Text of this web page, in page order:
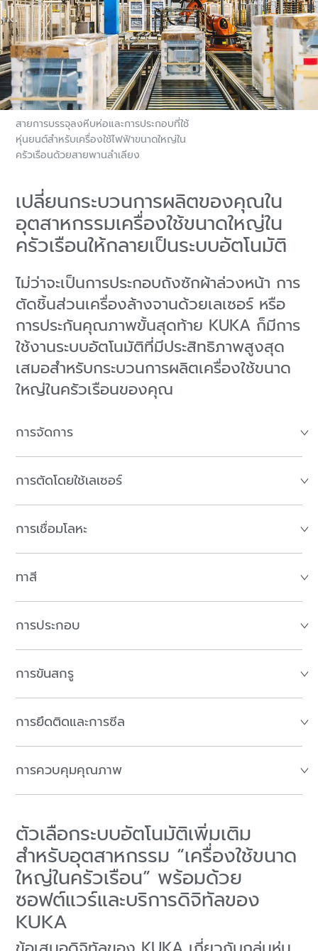
สายการบรรจุลงหีบห่อและการประกอบที่ใช้
หุ่นยนต์สำหรับเครื่องใช้ไฟฟ้าขนาดใหญ่ใน
ครัวเรือนด้วยสายพานลำเลียง
เปลี่ยนกระบวนการผลิตของคุณใน
อุตสาหกรรมเครื่องใช้ขนาดใหญ่ใน
ครัวเรือนให้กลายเป็นระบบอัตโนมัติ
ไม่ว่าจะเป็นการประกอบถังซักผ้าล่วงหน้า การ
ตัดชิ้นส่วนเครื่องล้างจานด้วยเลเซอร์ หรือ
การประกันคุณภาพขั้นสุดท้าย KUKA ก็มีการ
ใช้งานระบบอัตโนมัติที่มีประสิทธิภาพสูงสุด
เสมอสำหรับกระบวนการผลิตเครื่องใช้ขนาด
ใหญ่ในครัวเรือนของคุณ
การจัดการ
การตัดโดยใช้เลเซอร์
การเชื่อมโลหะ
ทาสี
การประกอบ
การขันสกรู
การยึดติดและการซีล
การควบคุมคุณภาพ
ตัวเลือกระบบอัตโนมัติเพิ่มเติม
สำหรับอุตสาหกรรม “เครื่องใช้ขนาด
ใหญ่ในครัวเรือน” พร้อมด้วย
ซอฟต์แวร์และบริการดิจิทัลของ
KUKA